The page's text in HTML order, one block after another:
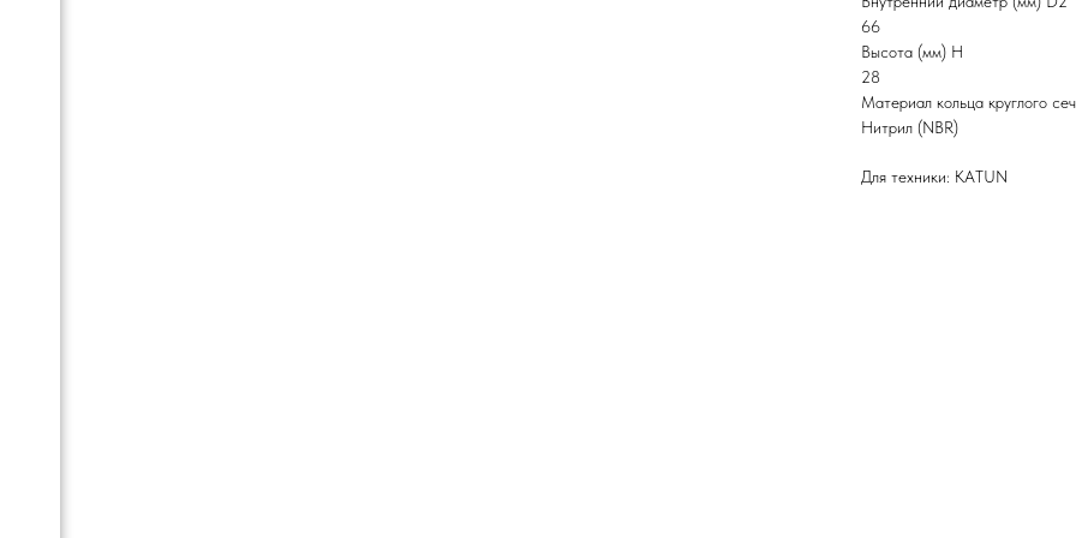
66
Высота (мм) H
28
Материал кольца круглого
Нитрил (NBR)
Для техники: KATUN